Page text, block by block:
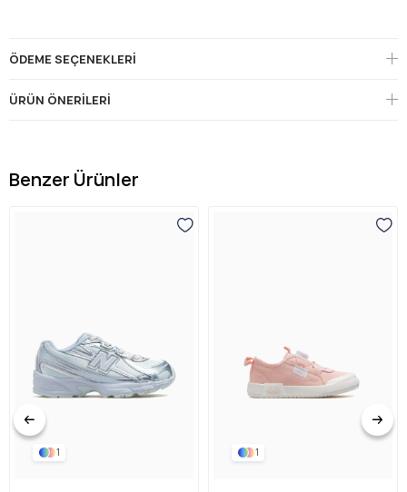
ÖDEME SEÇENEKLERI
ÜRÜN ÖNERILERI
Benzer Ürünler
1 1